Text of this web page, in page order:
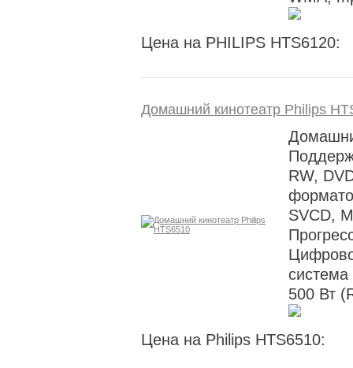
Цена на PHILIPS HTS6120:
Домашний кинотеатр Philips
RW,
SVCD,
500 Вт
Цена на Philips HTS6510: